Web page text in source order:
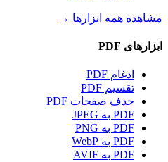
مشاهده همه ابزارها →
ابزارهای PDF
ادغام PDF
تقسیم PDF
حذف صفحات PDF
PDF به JPEG
PDF به PNG
PDF به WebP
PDF به AVIF